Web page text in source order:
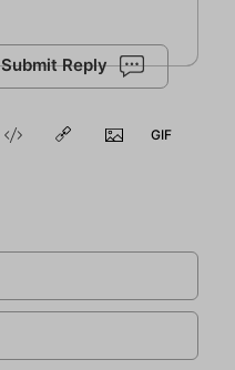
Submit Reply